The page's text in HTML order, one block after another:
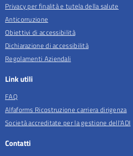
Privacy per finalità e tutela della salute
Anticorruzione
Obiettivi di accessibilità
Dichiarazione di accessibilità
Regolamenti Aziendali
Link utili
FAQ
Alfaforms Ricostruzione carriera dirigenza
Società accreditate per la gestione dell'ADI
Contatti